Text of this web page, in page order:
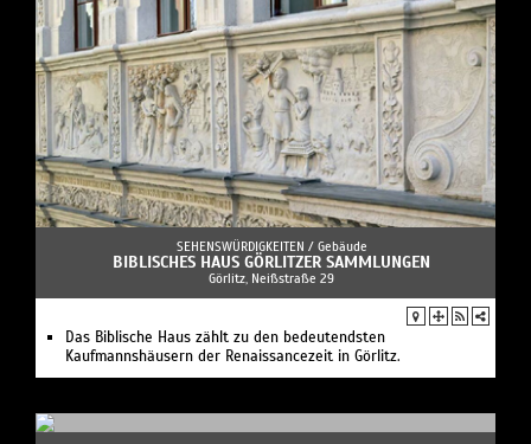
SEHENSWÜRDIGKEITEN / Gebäude
BIBLISCHES HAUS GÖRLITZER SAMMLUNGEN
Görlitz, Neißstraße 29
Das Biblische Haus zählt zu den bedeutendsten
Kaufmannshäusern der Renaissancezeit in Görlitz.